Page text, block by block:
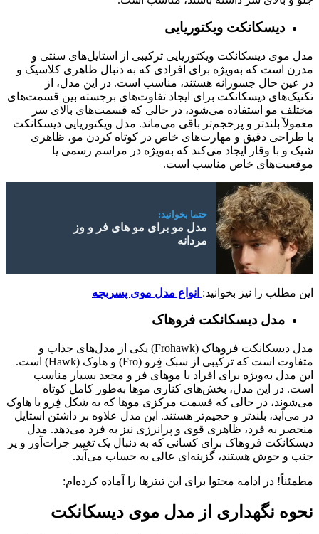
دیسکانکت ویکتوریایی
مدل موی دیسکانکت ویکتوریایی ترکیبی از استایل‌های سنتی و
مدرن است که به‌ویژه برای افرادی که به دنبال ظاهری کلاسیک و
در عین حال جسورانه هستند، مناسب است. در این مدل، از
تکنیک‌های دیسکانکت برای ایجاد تفاوت‌های برجسته بین قسمت‌های
مختلف مو استفاده می‌شود، در حالی که قسمت‌های بالای سر
معمولاً بلندتر و پرحجم‌تر باقی می‌ماند. مدل ویکتوریایی دیسکانکت
با طراحی دقیق و مهارت‌های خاص در کوتاه کردن مو، ظاهری
شیک و با وقار ایجاد می‌کند که به‌ویژه در مراسم رسمی یا
موقعیت‌های خاص مناسب است.
حتما بخوانید:
مدل مو برای مو های فر و وز
مردانه
این مطلب را نیز بخوانید: انواع مدل موی پسربچه
مدل دیسکانکت فروهاک
مدل دیسکانکت فروهاک (Frohawk) یکی از مدل‌های جذاب و
متفاوت است که ترکیبی از سبک فِرو (Fro) و هاوک (Hawk) است.
این مدل به‌ویژه برای افراد با موهای فر و مجعد بسیار مناسب
است. در این مدل، بخش‌های کناری موها به‌طور کامل کوتاه
می‌شوند، در حالی که قسمت مرکزی موها که به شکل فِرو یا هاوک
در می‌آید، بلندتر و حجیم‌تر هستند. این مدل علاوه بر داشتن استایل
منحصر به فرد، ظاهری قوی و پرانرژی نیز به فرد می‌دهد. مدل
دیسکانکت فروهاک برای کسانی که به دنبال یک تغییر جرات‌آور و پر
جنب و جوش هستند، گزینه‌ای عالی به حساب می‌آید.
مطمئناً! در ادامه محتوا برای این تیترها را آماده کرده‌ام:
نحوه نگهداری از مدل موی دیسکانکت